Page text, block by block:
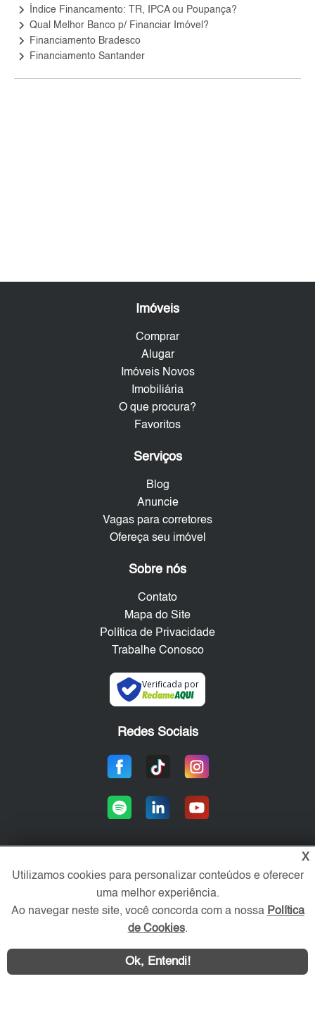
keyboard_arrow_right Índice Financamento: TR, IPCA ou Poupança?
keyboard_arrow_right Qual Melhor Banco p/ Financiar Imóvel?
keyboard_arrow_right Financiamento Bradesco
keyboard_arrow_right Financiamento Santander
WhatsApp Contatar
Imóveis
Comprar
Alugar
Imóveis Novos
Imobiliária
O que procura?
Favoritos
Serviços
Blog
Anuncie
Vagas para corretores
Ofereça seu imóvel
Sobre nós
Contato
Mapa do Site
Política de Privacidade
Trabalhe Conosco
Verificada por
Redes Sociais
Área exclusiva aos anunciantes,
acesse sua conta:
X
Utilizamos cookies para personalizar conteúdos e oferecer
uma melhor experiência.
Ao navegar neste site, você concorda com a nossa Política
de Cookies.
Ok, Entendi!